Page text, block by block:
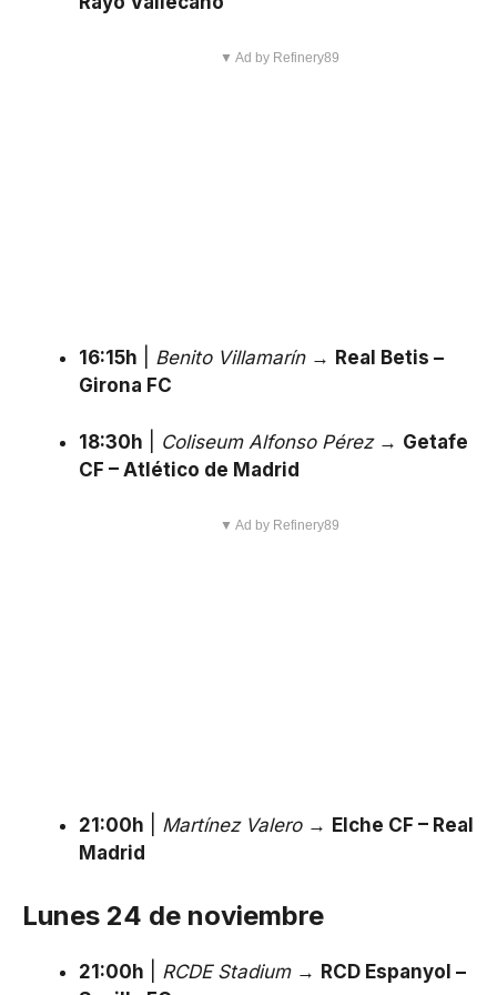
▼ Ad by Refinery89
16:15h Benito Villamarín→ Real Betis –
Girona FC
18:30h Coliseum Alfonso Pérez→ Getafe
CF – Atlético de Madrid
▼ Ad by Refinery89
21:00h Martínez Valero→ Elche CF – Real
Madrid
Lunes 24 de noviembre
21:00h RCDE Stadium→ RCD Espanyol –